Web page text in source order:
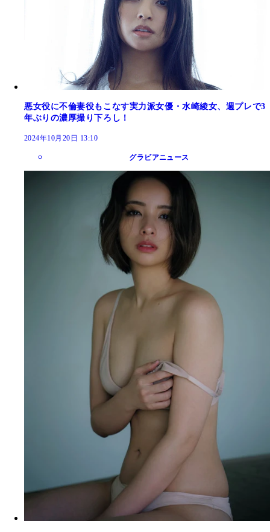
悪女役に不倫妻役もこなす実力派女優・水崎綾女、週プレで3
年ぶりの濃厚撮り下ろし！
2024年10月20日 13:10
グラビアニュース